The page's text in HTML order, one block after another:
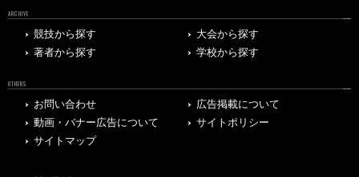
ARCHIVE
競技から探す
大会から探す
著者から探す
学校から探す
OTHERS
お問い合わせ
広告掲載について
動画・バナー広告について
サイトポリシー
サイトマップ